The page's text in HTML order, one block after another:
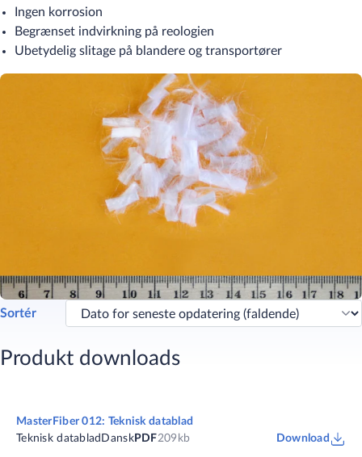
Ingen korrosion
Begrænset indvirkning på reologien
Ubetydelig slitage på blandere og transportører
Sortér
Produkt downloads
MasterFiber 012: Teknisk datablad
Teknisk datablad DanskPDF209kb Download